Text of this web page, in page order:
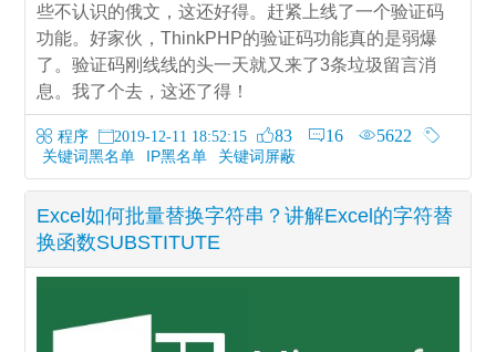
些不认识的俄文，这还好得。赶紧上线了一个验证码
功能。好家伙，ThinkPHP的验证码功能真的是弱爆
了。验证码刚线线的头一天就又来了3条垃圾留言消
息。我了个去，这还了得！
程序 2019-12-11 18:52:15 83 16
5622
关键词黑名单
IP黑名单 关键词屏蔽
Excel如何批量替换字符串？讲解Excel的字符替
换函数SUBSTITUTE